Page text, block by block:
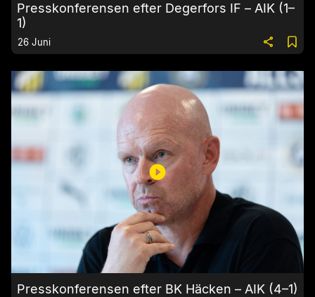
Presskonferensen efter Degerfors IF – AIK (1–
1)
26 Juni
Presskonferensen efter BK Häcken – AIK (4–1)